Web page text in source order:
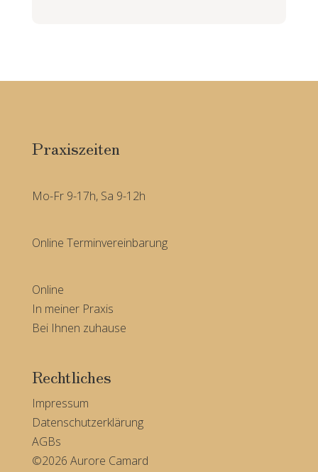
Praxiszeiten
Mo-Fr 9-17h, Sa 9-12h
Online Terminvereinbarung
Online
In meiner Praxis
Bei Ihnen zuhause
Rechtliches
Impressum
Datenschutzerklärung
AGBs
©2026 Aurore Camard